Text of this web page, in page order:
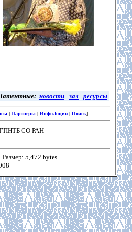
новости зал ресурсы
| Партнеры | ИнфоЛоция | Поиск]
ГПНТБ СО РАН
5,472 bytes.